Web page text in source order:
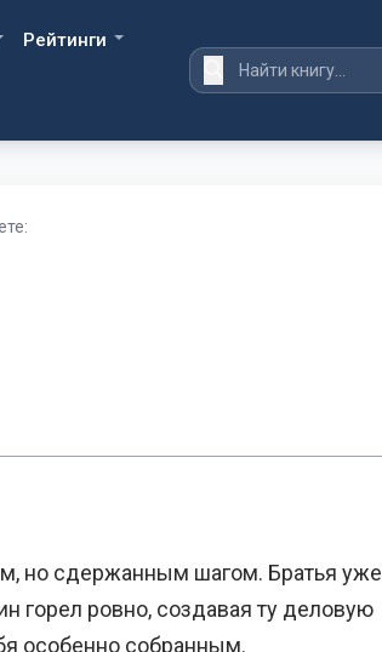
Рейтинги
но сдержанным шагом. Братья уже
горел ровно, создавая ту деловую
особенно собранным.